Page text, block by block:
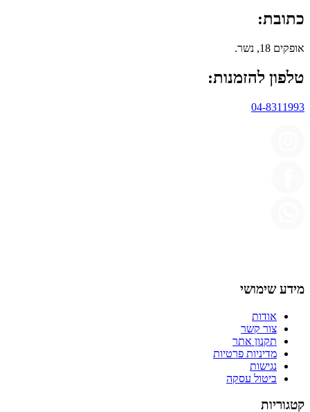
כתובת:
אופקים 18, נשר.
טלפון להזמנות:
04-8311993
מידע שימושי
אודות
צור קשר
תקנון אתר
מדיניות פרטיות
נגישות
ביטול עסקה
קטגוריות